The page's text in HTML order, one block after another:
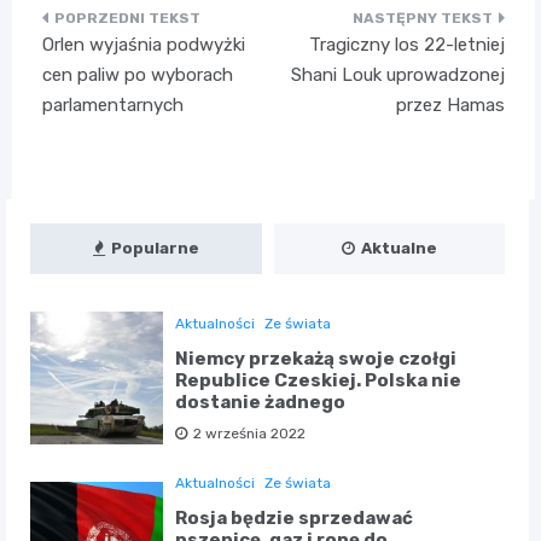
Nawigacja
wpisu
Orlen wyjaśnia podwyżki
cen paliw po wyborach
parlamentarnych
Tragiczny los 22-letniej
Shani Louk uprowadzonej
przez Hamas
Popularne Aktualne
Aktualności Ze świata
Niemcy przekażą swoje czołgi
Republice Czeskiej. Polska nie
dostanie żadnego
2 września 2022
Aktualności Ze świata
Rosja będzie sprzedawać